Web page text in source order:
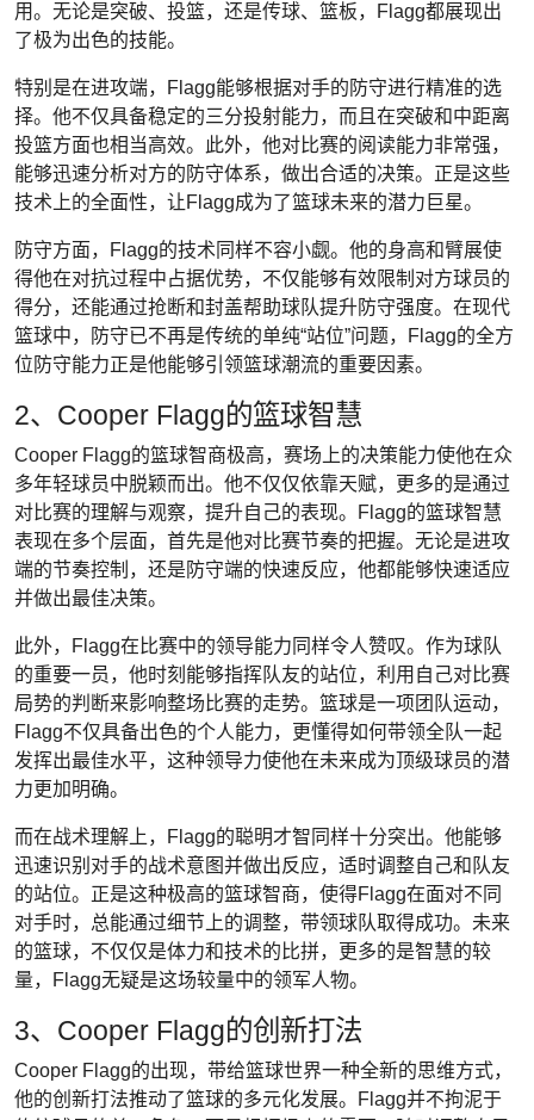
用。无论是突破、投篮，还是传球、篮板，Flagg都展现出
了极为出色的技能。
特别是在进攻端，Flagg能够根据对手的防守进行精准的选
择。他不仅具备稳定的三分投射能力，而且在突破和中距离
投篮方面也相当高效。此外，他对比赛的阅读能力非常强，
能够迅速分析对方的防守体系，做出合适的决策。正是这些
技术上的全面性，让Flagg成为了篮球未来的潜力巨星。
防守方面，Flagg的技术同样不容小觑。他的身高和臂展使
得他在对抗过程中占据优势，不仅能够有效限制对方球员的
得分，还能通过抢断和封盖帮助球队提升防守强度。在现代
篮球中，防守已不再是传统的单纯“站位”问题，Flagg的全方
位防守能力正是他能够引领篮球潮流的重要因素。
2、Cooper Flagg的篮球智慧
Cooper Flagg的篮球智商极高，赛场上的决策能力使他在众
多年轻球员中脱颖而出。他不仅仅依靠天赋，更多的是通过
对比赛的理解与观察，提升自己的表现。Flagg的篮球智慧
表现在多个层面，首先是他对比赛节奏的把握。无论是进攻
端的节奏控制，还是防守端的快速反应，他都能够快速适应
并做出最佳决策。
此外，Flagg在比赛中的领导能力同样令人赞叹。作为球队
的重要一员，他时刻能够指挥队友的站位，利用自己对比赛
局势的判断来影响整场比赛的走势。篮球是一项团队运动，
Flagg不仅具备出色的个人能力，更懂得如何带领全队一起
发挥出最佳水平，这种领导力使他在未来成为顶级球员的潜
力更加明确。
而在战术理解上，Flagg的聪明才智同样十分突出。他能够
迅速识别对手的战术意图并做出反应，适时调整自己和队友
的站位。正是这种极高的篮球智商，使得Flagg在面对不同
对手时，总能通过细节上的调整，带领球队取得成功。未来
的篮球，不仅仅是体力和技术的比拼，更多的是智慧的较
量，Flagg无疑是这场较量中的领军人物。
3、Cooper Flagg的创新打法
Cooper Flagg的出现，带给篮球世界一种全新的思维方式，
他的创新打法推动了篮球的多元化发展。Flagg并不拘泥于